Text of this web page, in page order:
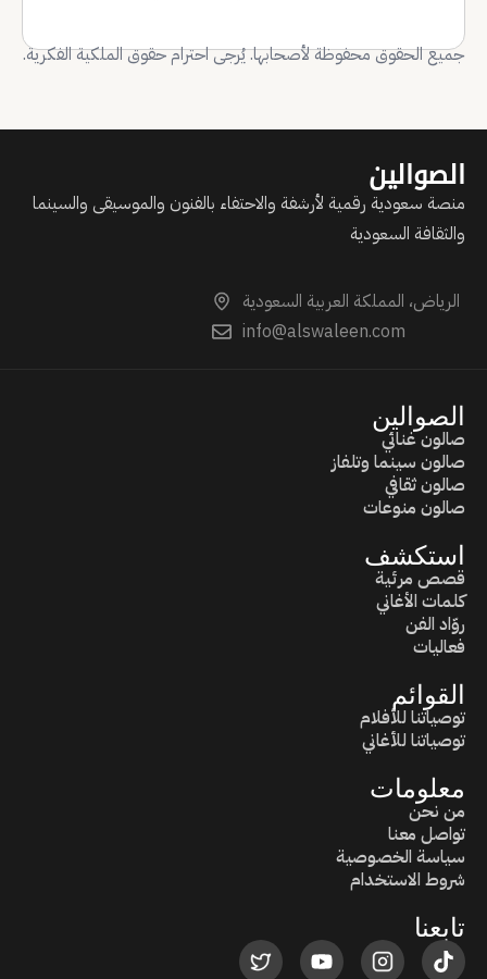
جميع الحقوق محفوظة لأصحابها. يُرجى احترام حقوق الملكية الفكرية.
الصوالين
منصة سعودية رقمية لأرشفة والاحتفاء بالفنون والموسيقى والسينما
والثقافة السعودية
الرياض، المملكة العربية السعودية
info@alswaleen.com
الصوالين
صالون غنائي
صالون سينما وتلفاز
صالون ثقافي
صالون منوعات
استكشف
قصص مرئية
كلمات الأغاني
روّاد الفن
فعاليات
القوائم
توصياتنا للأفلام
توصياتنا للأغاني
معلومات
من نحن
تواصل معنا
سياسة الخصوصية
شروط الاستخدام
تابعنا